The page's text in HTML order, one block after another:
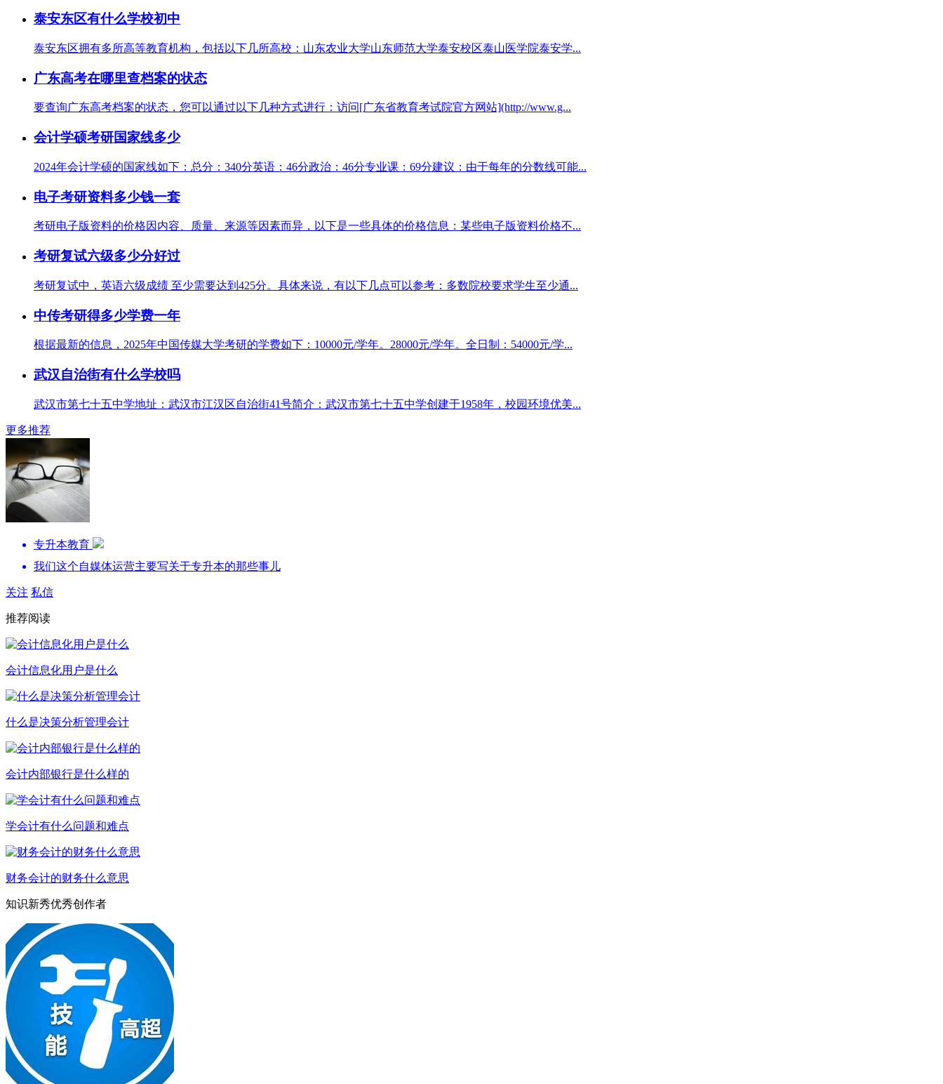
泰安东区有什么学校初中
泰安东区拥有多所高等教育机构，包括以下几所高校：山东农业大学山东师范大学泰安校区泰山医学院泰安学...
广东高考在哪里查档案的状态
要查询广东高考档案的状态，您可以通过以下几种方式进行：访问[广东省教育考试院官方网站](http://www.g...
会计学硕考研国家线多少
2024年会计学硕的国家线如下：总分：340分英语：46分政治：46分专业课：69分建议：由于每年的分数线可能...
电子考研资料多少钱一套
考研电子版资料的价格因内容、质量、来源等因素而异，以下是一些具体的价格信息：某些电子版资料价格不...
考研复试六级多少分好过
考研复试中，英语六级成绩 至少需要达到425分。具体来说，有以下几点可以参考：多数院校要求学生至少通...
中传考研得多少学费一年
根据最新的信息，2025年中国传媒大学考研的学费如下：10000元/学年。28000元/学年。全日制：54000元/学...
武汉自治街有什么学校吗
武汉市第七十五中学地址：武汉市江汉区自治街41号简介：武汉市第七十五中学创建于1958年，校园环境优美...
更多推荐
专升本教育
我们这个自媒体运营主要写关于专升本的那些事儿
关注 私信
推荐阅读
会计信息化用户是什么
什么是决策分析管理会计
会计内部银行是什么样的
学会计有什么问题和难点
财务会计的财务什么意思
知识新秀优秀创作者